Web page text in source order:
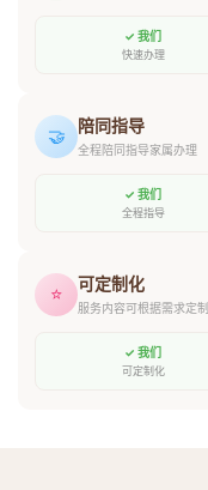
✓ 我们
快速办理
🤝 陪同指导
全程陪同指导家属办理
✓ 我们
全程指导
⭐ 可定制化
服务内容可根据需求定制
✓ 我们
可定制化